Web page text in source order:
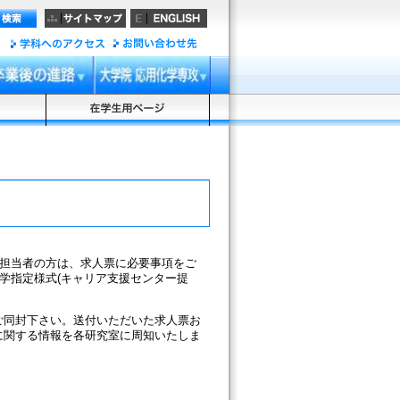
当者の方は、求人票に必要事項をご
指定様式(キャリア支援センター提
封下さい。送付いただいた求人票お
する情報を各研究室に周知いたしま